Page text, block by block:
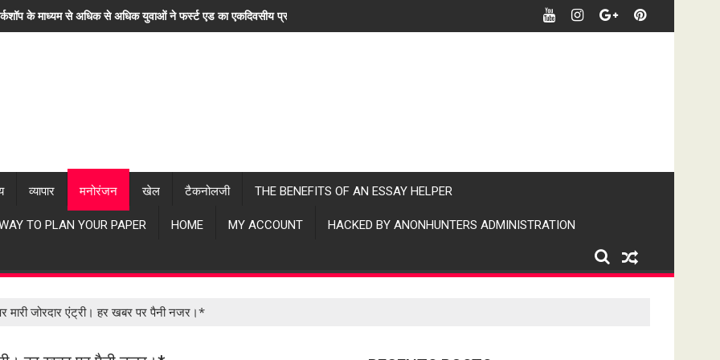
के माध्यम से अधिक से अधिक युवाओं ने फर्स्ट एड का एकदिवसीय प्रशिक्षण लिया। "हर खबर पर पैनी नजर" (IPN)इंडिया पब्लिक न्यूज।
व्यापार मनोरंजन खेल टैकनोलजी THE BENEFITS OF AN ESSAY HELPER
TO PLAN YOUR PAPER HOME MY ACCOUNT HACKED BY ANONHUNTERS ADMINISTRATION
मारी जोरदार एंट्री। हर खबर पर पैनी नजर।*